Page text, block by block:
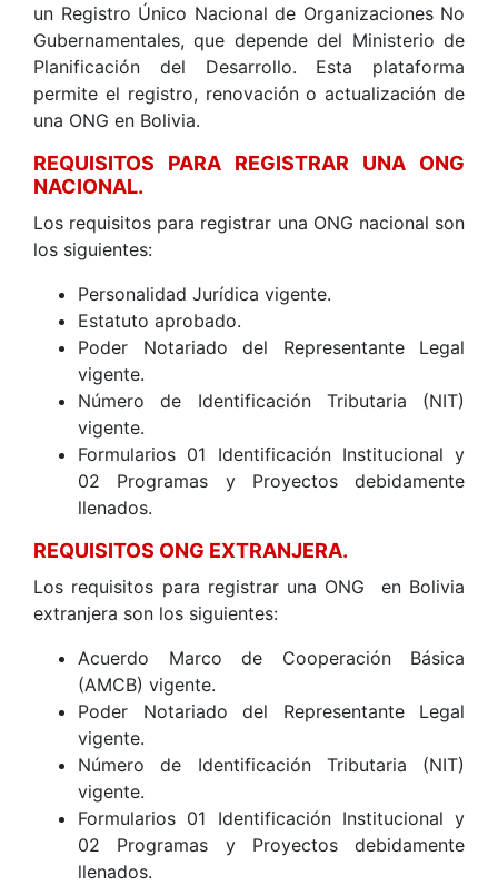
un Registro Único Nacional de Organizaciones No
Gubernamentales, que depende del Ministerio de
Planificación del Desarrollo. Esta plataforma
permite el registro, renovación o actualización de
una ONG en Bolivia.
REQUISITOS PARA REGISTRAR UNA ONG
NACIONAL.
Los requisitos para registrar una ONG nacional son
los siguientes:
Personalidad Jurídica vigente.
Estatuto aprobado.
Poder Notariado del Representante Legal
vigente.
Número de Identificación Tributaria (NIT)
vigente.
Formularios 01 Identificación Institucional y
02 Programas y Proyectos debidamente
llenados.
REQUISITOS ONG EXTRANJERA.
Los requisitos para registrar una ONG en Bolivia
extranjera son los siguientes:
Acuerdo Marco de Cooperación Básica
(AMCB) vigente.
Poder Notariado del Representante Legal
vigente.
Número de Identificación Tributaria (NIT)
vigente.
Formularios 01 Identificación Institucional y
02 Programas y Proyectos debidamente
llenados.